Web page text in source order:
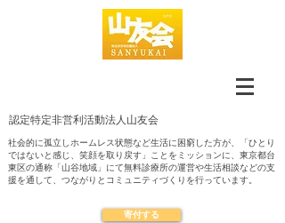
認定​特定非営利活動法人山友会
社会的に孤立しホームレス状態など生活に困窮した方が、「ひとり
ではないと感じ、笑顔を取り戻す」ことをミッションに、東京都台
東区の通称「山谷地域」にて無料診療所の運営や生活相談などの支
援を通して、つながりとコミュニティづくりを行っています。
寄付する